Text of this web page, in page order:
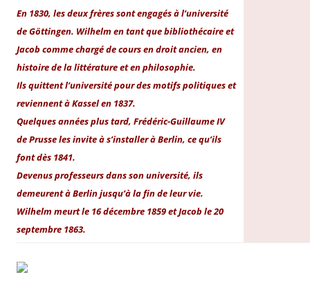
En 1830, les deux frères sont engagés à l’université
de Göttingen. Wilhelm en tant que bibliothécaire et
Jacob comme chargé de cours en droit ancien, en
histoire de la littérature et en philosophie.
Ils quittent l’université pour des motifs politiques et
reviennent à Kassel en 1837.
Quelques années plus tard, Frédéric-Guillaume IV
de Prusse les invite à s’installer à Berlin, ce qu’ils
font dès 1841.
Devenus professeurs dans son université, ils
demeurent à Berlin jusqu’à la fin de leur vie.
Wilhelm meurt le 16 décembre 1859 et Jacob le 20
septembre 1863.